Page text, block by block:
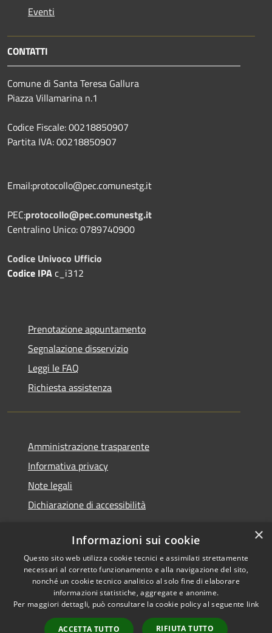
Eventi
CONTATTI
Comune di Santa Teresa Gallura
Piazza Villamarina n.1
Codice Fiscale: 00218850907
Partita IVA: 00218850907
Email:protocollo@pec.comunestg.it
PEC:protocollo@pec.comunestg.it
Centralino Unico: 0789740900
Codice Univoco Ufficio
Codice IPAc_i312
Prenotazione appuntamento
Segnalazione disservizio
Leggi le FAQ
Richiesta assistenza
Amministrazione trasparente
Informativa privacy
Note legali
Dichiarazione di accessibilità
RSS
Accessibilità
Cookie
Mappa del sito
Copyright © 2026 • Comune di
Santa Teresa Gallura •
Powered byMunicipium
Accesso redazione
×
Informazioni sui cookie
Questo sito web utilizza cookie tecnici e assimilati strettamente
necessari al corretto funzionamento e alla navigazione del sito,
nonché un cookie tecnico analitico al solo fine di elaborare
informazioni statistiche, aggregate e anonime.
Per maggiori dettagli, può consultare la cookie policy al seguente link
ACCETTA TUTTO RIFIUTA TUTTO